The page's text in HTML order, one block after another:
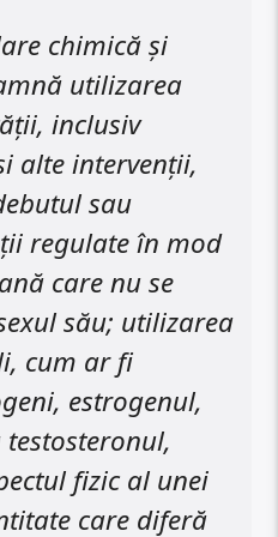
chimică și
utilizarea
inclusiv
alte intervenții,
sau
regulate în mod
care nu se
său; utilizarea
cum ar fi
estrogenul,
fizic al unei
care diferă